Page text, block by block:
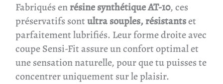
Fabriqués enrésine synthétique AT-10, ces
préservatifs sontultra souples, résistantset
parfaitement lubrifiés. Leur forme droite avec
coupe Sensi-Fit assure un confort optimal et
une sensation naturelle, pour que tu puisses te
concentrer uniquement sur le plaisir.